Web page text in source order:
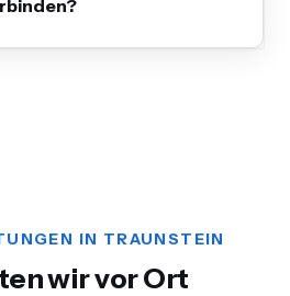
IN TRAUNSTEIN
wir vor Ort